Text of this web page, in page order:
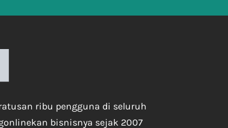
ribu pengguna di seluruh
bisnisnya sejak 2007